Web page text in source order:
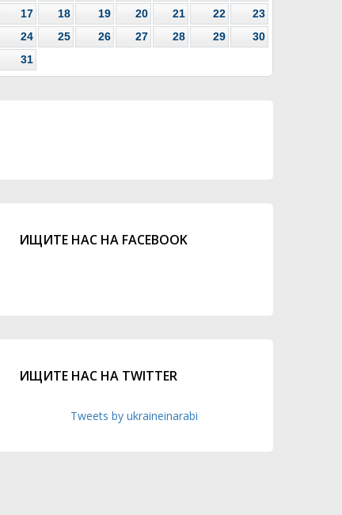
17
18 19 20 21 22
23
24
25 26 27 28 29
30
31
ИЩИТЕ НАС НА FACEBOOK
ИЩИТЕ НАС НА TWITTER
Tweets by ukraineinarabi